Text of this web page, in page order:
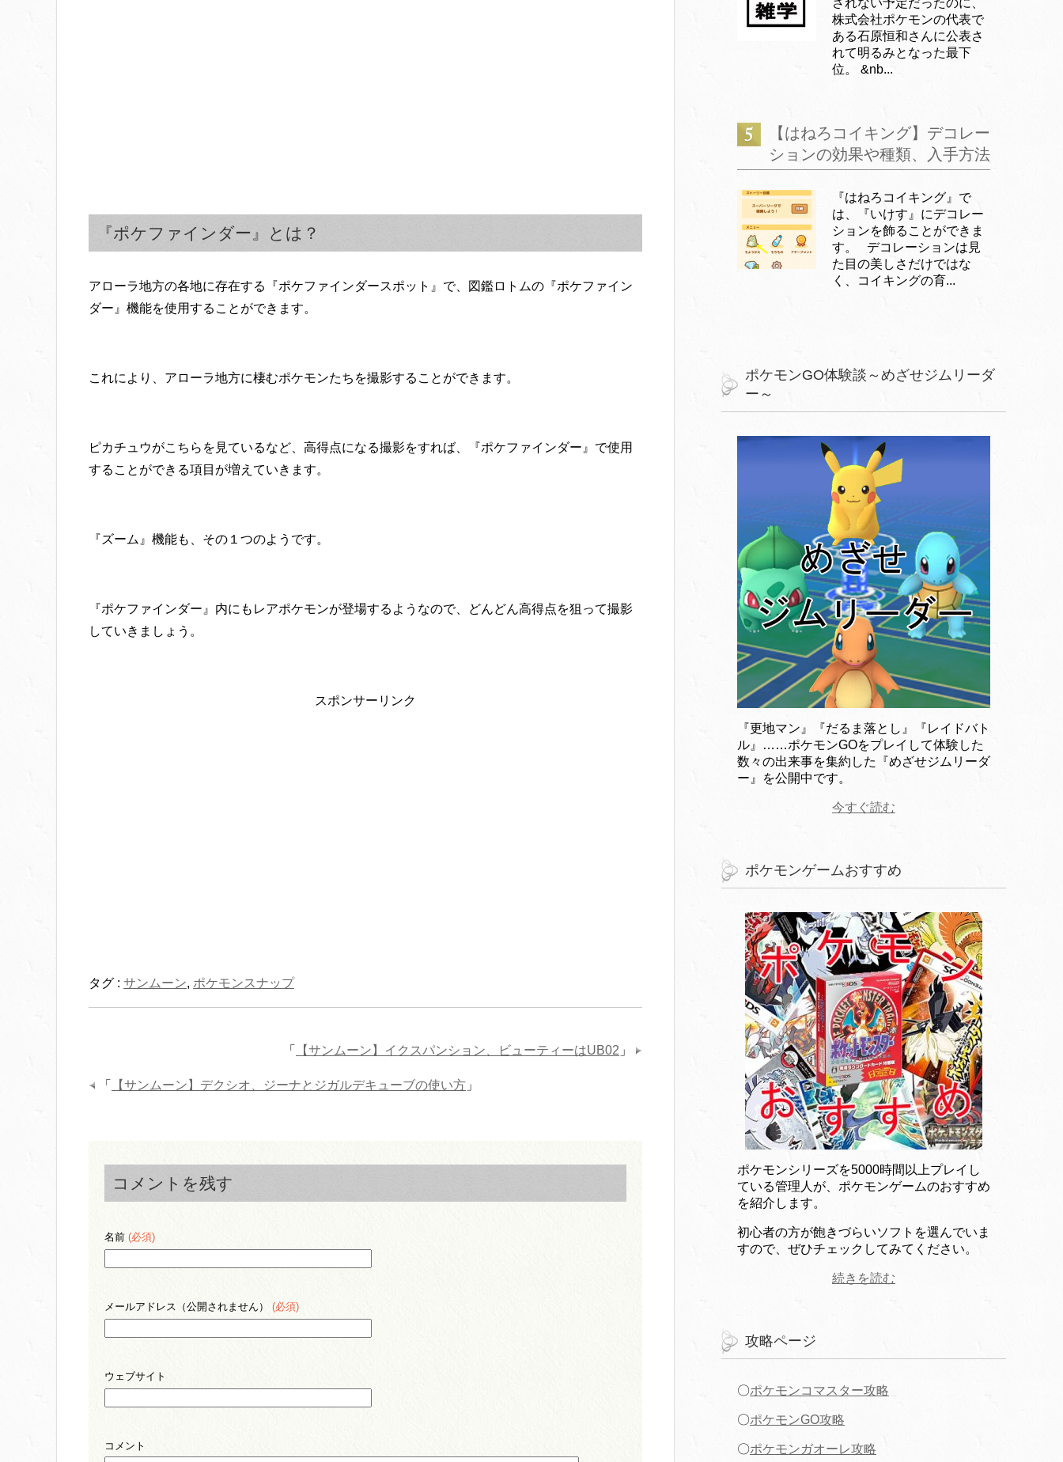
『ポケファインダー』とは？
アローラ地方の各地に存在する『ポケファインダースポット』で、図鑑ロトムの『ポケファイン
ダー』機能を使用することができます。
これにより、アローラ地方に棲むポケモンたちを撮影することができます。
ピカチュウがこちらを見ているなど、高得点になる撮影をすれば、『ポケファインダー』で使用
することができる項目が増えていきます。
『ズーム』機能も、その１つのようです。
『ポケファインダー』内にもレアポケモンが登場するようなので、どんどん高得点を狙って撮影
していきましょう。
スポンサーリンク
タグ : サンムーン, ポケモンスナップ
「 【サンムーン】イクスパンション、ビューティーはUB02 」
「 【サンムーン】デクシオ、ジーナとジガルデキューブの使い方 」
コメントを残す
名前 (必須)
メールアドレス（公開されません） (必須)
ウェブサイト
コメント
されない予定だったのに、
株式会社ポケモンの代表で
ある石原恒和さんに公表さ
れて明るみとなった最下
位。 &nb...
【はねろコイキング】デコレー
ションの効果や種類、入手方法
『はねろコイキング』で
は、『いけす』にデコレー
ションを飾ることができま
す。 デコレーションは見
た目の美しさだけではな
く、コイキングの育...
ポケモンGO体験談～めざせジムリーダ
ー～
『更地マン』『だるま落とし』『レイドバト
ル』……ポケモンGOをプレイして体験した
数々の出来事を集約した『めざせジムリーダ
ー』を公開中です。
今すぐ読む
ポケモンゲームおすすめ
ポケモンシリーズを5000時間以上プレイし
ている管理人が、ポケモンゲームのおすすめ
を紹介します。
初心者の方が飽きづらいソフトを選んでいま
すので、ぜひチェックしてみてください。
続きを読む
攻略ページ
〇ポケモンコマスター攻略
〇ポケモンGO攻略
〇ポケモンガオーレ攻略